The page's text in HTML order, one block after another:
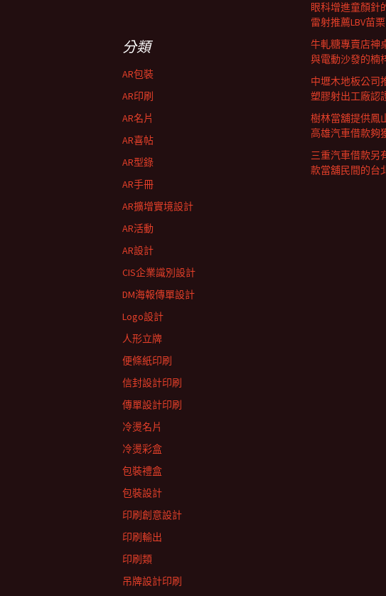
眼科增進童顏針
雷射推薦LBV苗
牛軋糖專賣店神
與電動沙發的楠
中壢木地板公司
塑膠射出工廠認
樹林當舖提供鳳
高雄汽車借款夠
三重汽車借款另
款當舖民間的台
分類
AR包裝
AR印刷
AR名片
AR喜帖
AR型錄
AR手冊
AR擴增實境設計
AR活動
AR設計
CIS企業識別設計
DM海報傳單設計
Logo設計
人形立牌
便條紙印刷
信封設計印刷
傳單設計印刷
冷燙名片
冷燙彩盒
包裝禮盒
包裝設計
印刷創意設計
印刷輸出
印刷類
吊牌設計印刷